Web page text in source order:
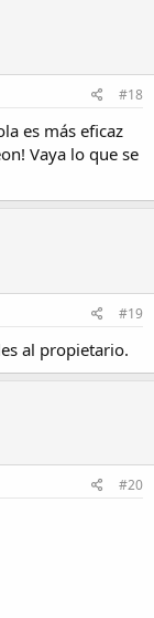
#18
es más eficaz
Vaya lo que se
#19
al propietario.
#20